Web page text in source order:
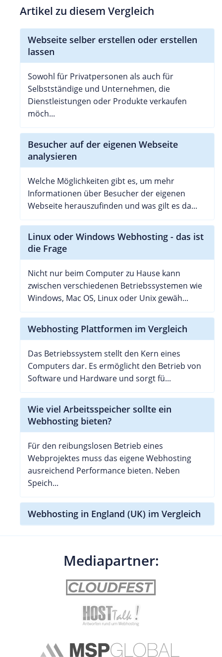
Artikel zu diesem Vergleich
Webseite selber erstellen oder erstellen
lassen
Sowohl für Privatpersonen als auch für
Selbstständige und Unternehmen, die
Dienstleistungen oder Produkte verkaufen
möch...
Besucher auf der eigenen Webseite
analysieren
Welche Möglichkeiten gibt es, um mehr
Informationen über Besucher der eigenen
Webseite herauszufinden und was gilt es da...
Linux oder Windows Webhosting - das ist
die Frage
Nicht nur beim Computer zu Hause kann
zwischen verschiedenen Betriebssystemen wie
Windows, Mac OS, Linux oder Unix gewäh...
Webhosting Plattformen im Vergleich
Das Betriebssystem stellt den Kern eines
Computers dar. Es ermöglicht den Betrieb von
Software und Hardware und sorgt fü...
Wie viel Arbeitsspeicher sollte ein
Webhosting bieten?
Für den reibungslosen Betrieb eines
Webprojektes muss das eigene Webhosting
ausreichend Performance bieten. Neben
Speich...
Webhosting in England (UK) im Vergleich
Mediapartner: